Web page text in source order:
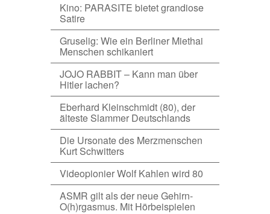
Kino: PARASITE bietet grandiose
Satire
Gruselig: Wie ein Berliner Miethai
Menschen schikaniert
JOJO RABBIT – Kann man über
Hitler lachen?
Eberhard Kleinschmidt (80), der
älteste Slammer Deutschlands
Die Ursonate des Merzmenschen
Kurt Schwitters
Videopionier Wolf Kahlen wird 80
ASMR gilt als der neue Gehirn-
O(h)rgasmus. Mit Hörbeispielen